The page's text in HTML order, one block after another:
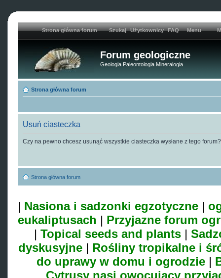
Strona główna forum Szukaj Użytkownicy FAQ Menu
Forum geologiczne
Geologia Paleontologia Mineralogia
Strona główna forum
Usuń ciasteczka
Czy na pewno chcesz usunąć wszystkie ciasteczka wysłane z tego forum?
Strona główna forum
| Nasiona i sadzonki egzotyczne |
eukaliptusach | Przyjazne forum
| Topical seeds and plants |
dyskusyjne| Rośliny tropikalne i
do uprawy w domu i ogrodzie|
Cytrusy nasi owocujący